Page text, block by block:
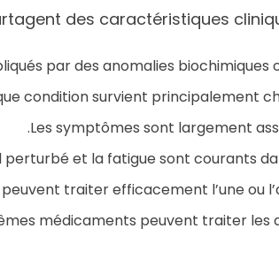
des caractéristiques
par des anomalies biochimiques
condition survient principalement
Les symptômes sont largement
perturbé et la fatigue sont courants
traiter efficacement l’une ou
médicaments peuvent traiter les